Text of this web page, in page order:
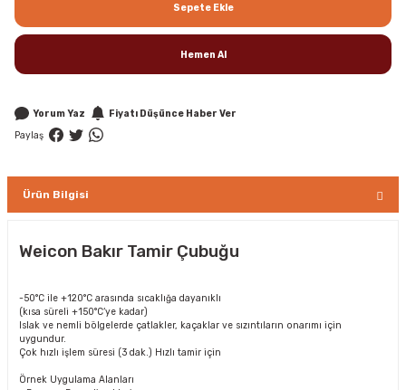
Sepete Ekle
Hemen Al
Yorum Yaz
Fiyatı Düşünce Haber Ver
Paylaş
Ürün Bilgisi
Weicon Bakır Tamir Çubuğu
-50°C ile +120°C arasında sıcaklığa dayanıklı
(kısa süreli +150°C‘ye kadar)
Islak ve nemli bölgelerde çatlakler, kaçaklar ve sızıntıların onarımı için
uygundur.
Çok hızlı işlem süresi (3 dak.) Hızlı tamir için
Örnek Uygulama Alanları